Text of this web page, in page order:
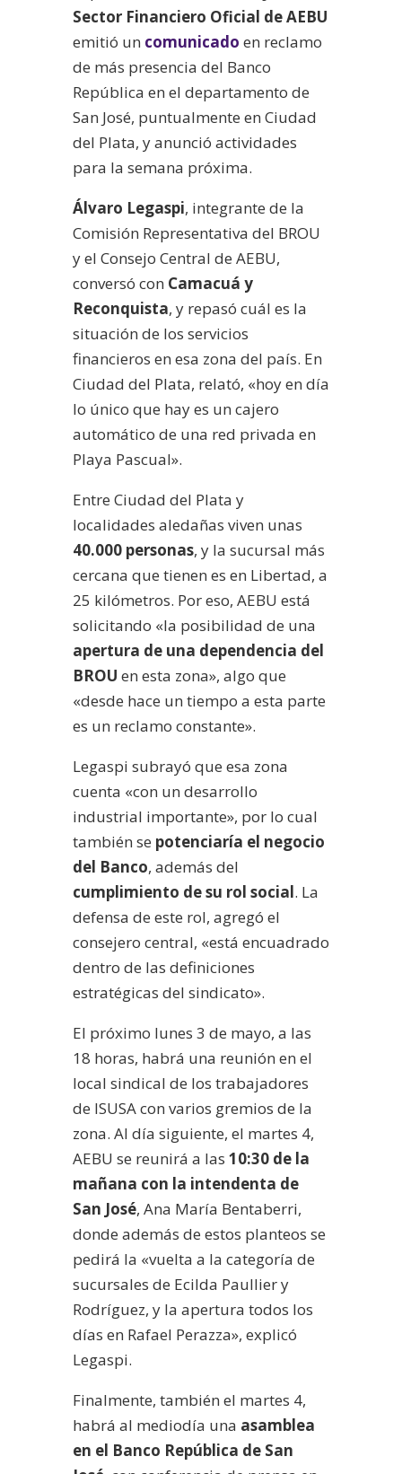
Sector Financiero Oficial de AEBU
emitió un comunicado en reclamo
de más presencia del Banco
República en el departamento de
San José, puntualmente en Ciudad
del Plata, y anunció actividades
para la semana próxima.
Álvaro Legaspi, integrante de la
Comisión Representativa del BROU
y el Consejo Central de AEBU,
conversó con Camacuá y
Reconquista, y repasó cuál es la
situación de los servicios
financieros en esa zona del país. En
Ciudad del Plata, relató, «hoy en día
lo único que hay es un cajero
automático de una red privada en
Playa Pascual».
Entre Ciudad del Plata y
localidades aledañas viven unas
40.000 personas, y la sucursal más
cercana que tienen es en Libertad, a
25 kilómetros. Por eso, AEBU está
solicitando «la posibilidad de una
apertura de una dependencia del
BROU en esta zona», algo que
«desde hace un tiempo a esta parte
es un reclamo constante».
Legaspi subrayó que esa zona
cuenta «con un desarrollo
industrial importante», por lo cual
también se potenciaría el negocio
del Banco, además del
cumplimiento de su rol social. La
defensa de este rol, agregó el
consejero central, «está encuadrado
dentro de las definiciones
estratégicas del sindicato».
El próximo lunes 3 de mayo, a las
18 horas, habrá una reunión en el
local sindical de los trabajadores
de ISUSA con varios gremios de la
zona. Al día siguiente, el martes 4,
AEBU se reunirá a las 10:30 de la
mañana con la intendenta de
San José, Ana María Bentaberri,
donde además de estos planteos se
pedirá la «vuelta a la categoría de
sucursales de Ecilda Paullier y
Rodríguez, y la apertura todos los
días en Rafael Perazza», explicó
Legaspi.
Finalmente, también el martes 4,
habrá al mediodía una asamblea
en el Banco República de San